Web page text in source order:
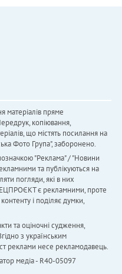
матеріалів пряме
копіювання,
що містять посилання на
Фото Група", заборонено.
"Реклама" / "Новини
та публікуються на
погляди, які в них
є рекламними, проте
і поділяє думки,
та оціночні судження,
з українським
реклами несе рекламодавець.
медіа - R40-05097